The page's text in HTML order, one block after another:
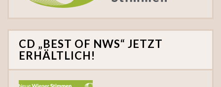
CD „BEST OF NWS“ JETZT
ERHÄLTLICH!